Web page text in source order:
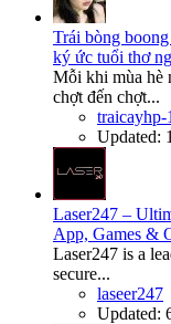
Trái bòng
ký ức tuổi thơ
Mỗi khi mùa hè
chợt đến chợt...
traicayhp-
Updated:
Laser247 –
App, Games &
Laser247 is a
secure...
laseer247
Updated: